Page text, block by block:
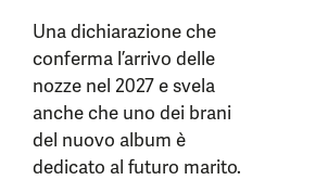
Una dichiarazione che
conferma l’arrivo delle
nozze nel 2027 e svela
anche che uno dei brani
del nuovo album è
dedicato al futuro marito.